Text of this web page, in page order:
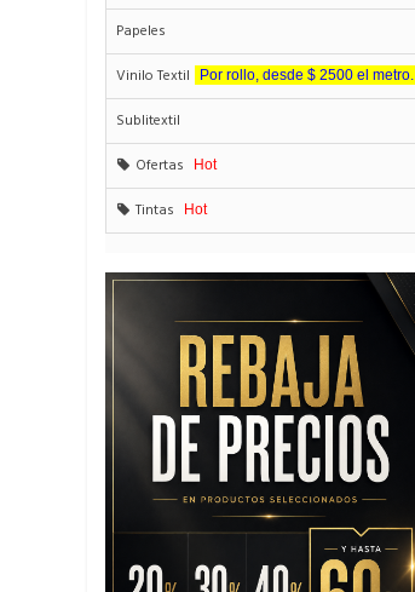
Papeles
Vinilo Textil
Por rollo, desde $ 2500 el metro.
Sublitextil
Ofertas
Hot
Tintas Hot